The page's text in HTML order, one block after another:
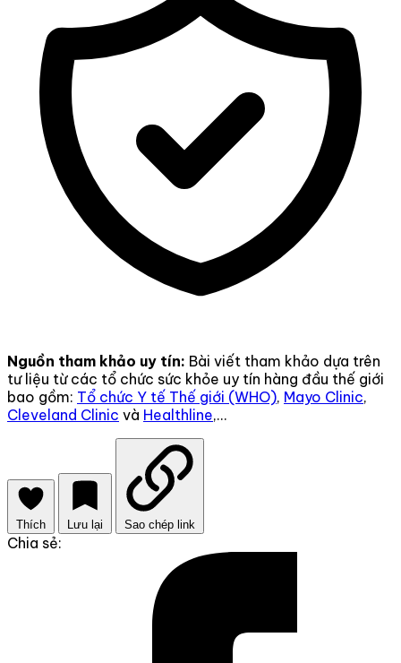
Nguồn tham khảo uy tín: Bài viết tham khảo dựa trên
tư liệu từ các tổ chức sức khỏe uy tín hàng đầu thế giới
bao gồm: Tổ chức Y tế Thế giới (WHO), Mayo Clinic,
Cleveland Clinic và Healthline,...
Thích Lưu lại Sao chép link
Chia sẻ: